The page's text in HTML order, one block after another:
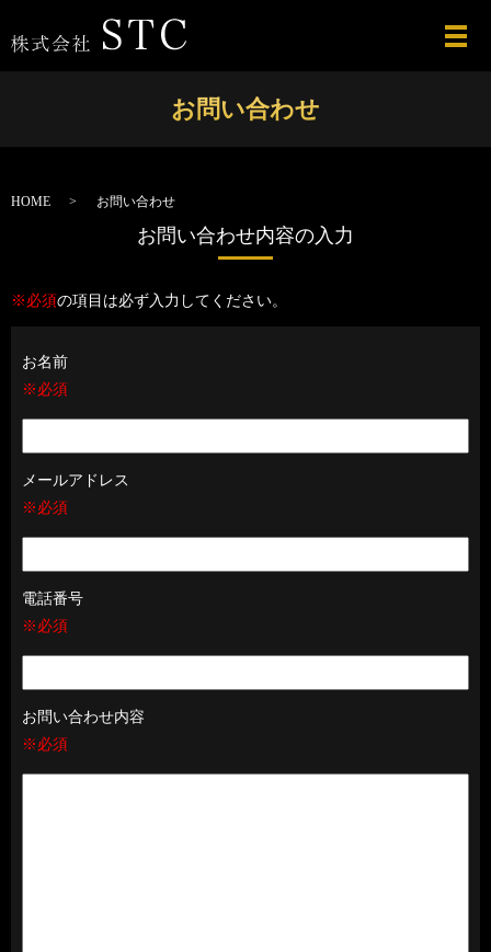
お問い合わせ
HOME お問い合わせ
お問い合わせ内容の入力
※必須の項目は必ず入力してください。
お名前
※必須
メールアドレス
※必須
電話番号
※必須
お問い合わせ内容
※必須